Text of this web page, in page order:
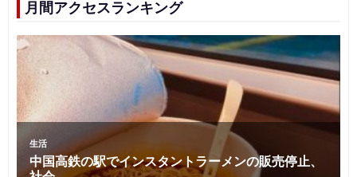
月間アクセスランキング